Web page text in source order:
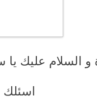
و السلام عليك
اسئلك